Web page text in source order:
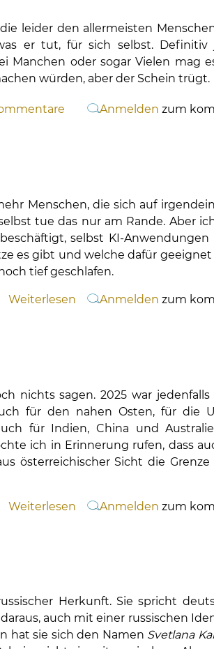
leider den allermeisten
er tut, für sich selbst. Definitiv
Manchen oder sogarVielen mag
würden, aber der Schein trügt.
Anmelden zum
Menschen, die sich auf
tue das nur am Rande. Aber
selbst KI-Anwendungen
es gibt und welche dafür geeignet
tief geschlafen.
Weiterlesen überAnmelden zum
nichts sagen. 2025 war jedenfalls
für den nahen Osten, für die
für Indien, China und
ich in Erinnerung rufen, dass
österreichischer Sicht die Grenze
Weiterlesen überAnmelden zum
Herkunft. Sie spricht
auch mit einer russischen
hat sie sich den Namen Svetlana